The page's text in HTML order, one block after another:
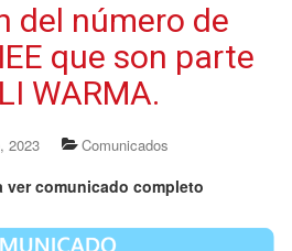
del número de
que son parte
WARMA.
2023 Comunicados
ver comunicado completo